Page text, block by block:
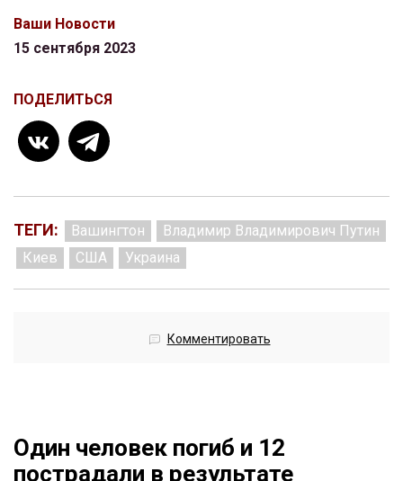
Ваши Новости
15 сентября 2023
ПОДЕЛИТЬСЯ
ТЕГИ: Вашингтон
Владимир Владимирович Путин
Киев
США Украина
Комментировать
Один человек погиб и 12
пострадали в результате